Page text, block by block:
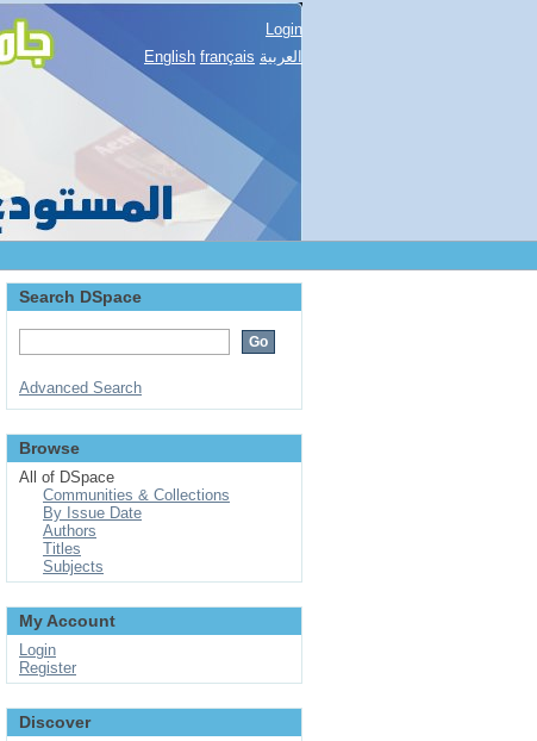
Login
English français العربية
Search DSpace
Advanced Search
Browse
All of DSpace
Communities & Collections
By Issue Date
Authors
Titles
Subjects
My Account
Login
Register
Discover